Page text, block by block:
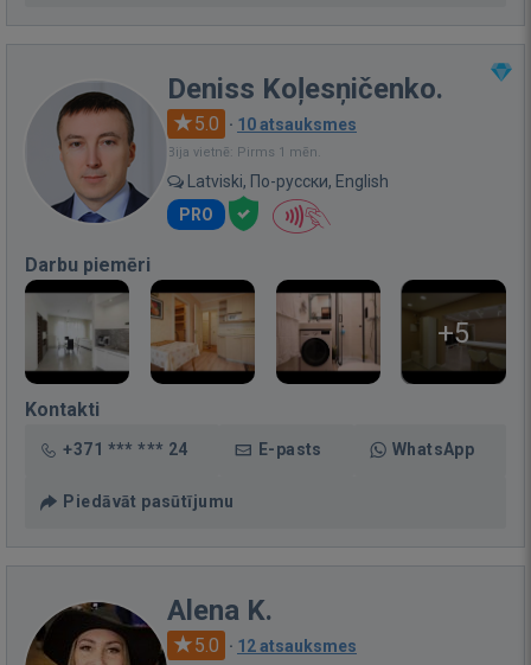
Deniss Koļesņičenko.
5.0 · 10 atsauksmes
Bija vietnē: Pirms 1 mēn.
Latviski, По-русски, English
PRO
Darbu piemēri
+5
Kontakti
+371 *** *** 24 E-pasts WhatsApp
Piedāvāt pasūtījumu
Alena K.
5.0 · 12 atsauksmes